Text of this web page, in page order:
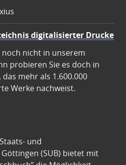
digitalisierter Drucke
nicht in unserem
probieren Sie es doch in
mehr als 1.600.000
Werke nachweist.
und
(SUB) bietet mit